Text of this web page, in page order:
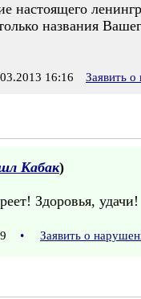
настоящего
названия
16:16 Заявить
Кабак)
Здоровья, удачи!
• Заявить о